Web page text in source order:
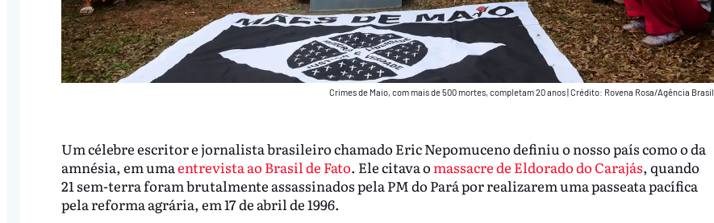
Crimes de Maio, com mais de 500 mortes, completam 20 anos|Crédito: Rovena Rosa/Agência Brasil
Um célebre escritor e jornalista brasileiro chamado Eric Nepomuceno definiu o nosso país como o da
amnésia, em umaentrevista ao Brasil de Fato. Ele citava o massacre de Eldorado do Carajás, quando
21 sem-terra foram brutalmente assassinados pela PM do Pará por realizarem uma passeata pacífica
pela reforma agrária, em 17 de abril de 1996.